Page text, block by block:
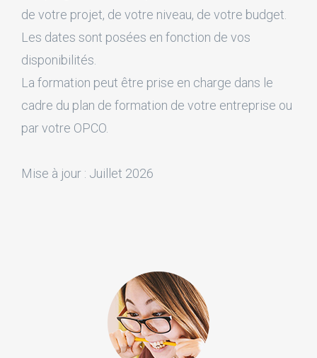
de votre projet, de votre niveau, de votre budget.
Les dates sont posées en fonction de vos
disponibilités.
La formation peut être prise en charge dans le
cadre du plan de formation de votre entreprise ou
par votre OPCO.
Mise à jour : Juillet 2026